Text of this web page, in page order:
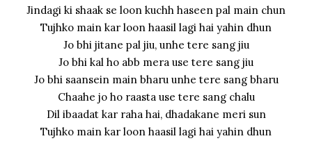
Jindagi ki shaak se loon kuchh haseen pal main chun
Tujhko main kar loon haasil lagi hai yahin dhun
Jo bhi jitane pal jiu, unhe tere sang jiu
Jo bhi kal ho abb mera use tere sang jiu
Jo bhi saansein main bharu unhe tere sang bharu
Chaahe jo ho raasta use tere sang chalu
Dil ibaadat kar raha hai, dhadakane meri sun
Tujhko main kar loon haasil lagi hai yahin dhun